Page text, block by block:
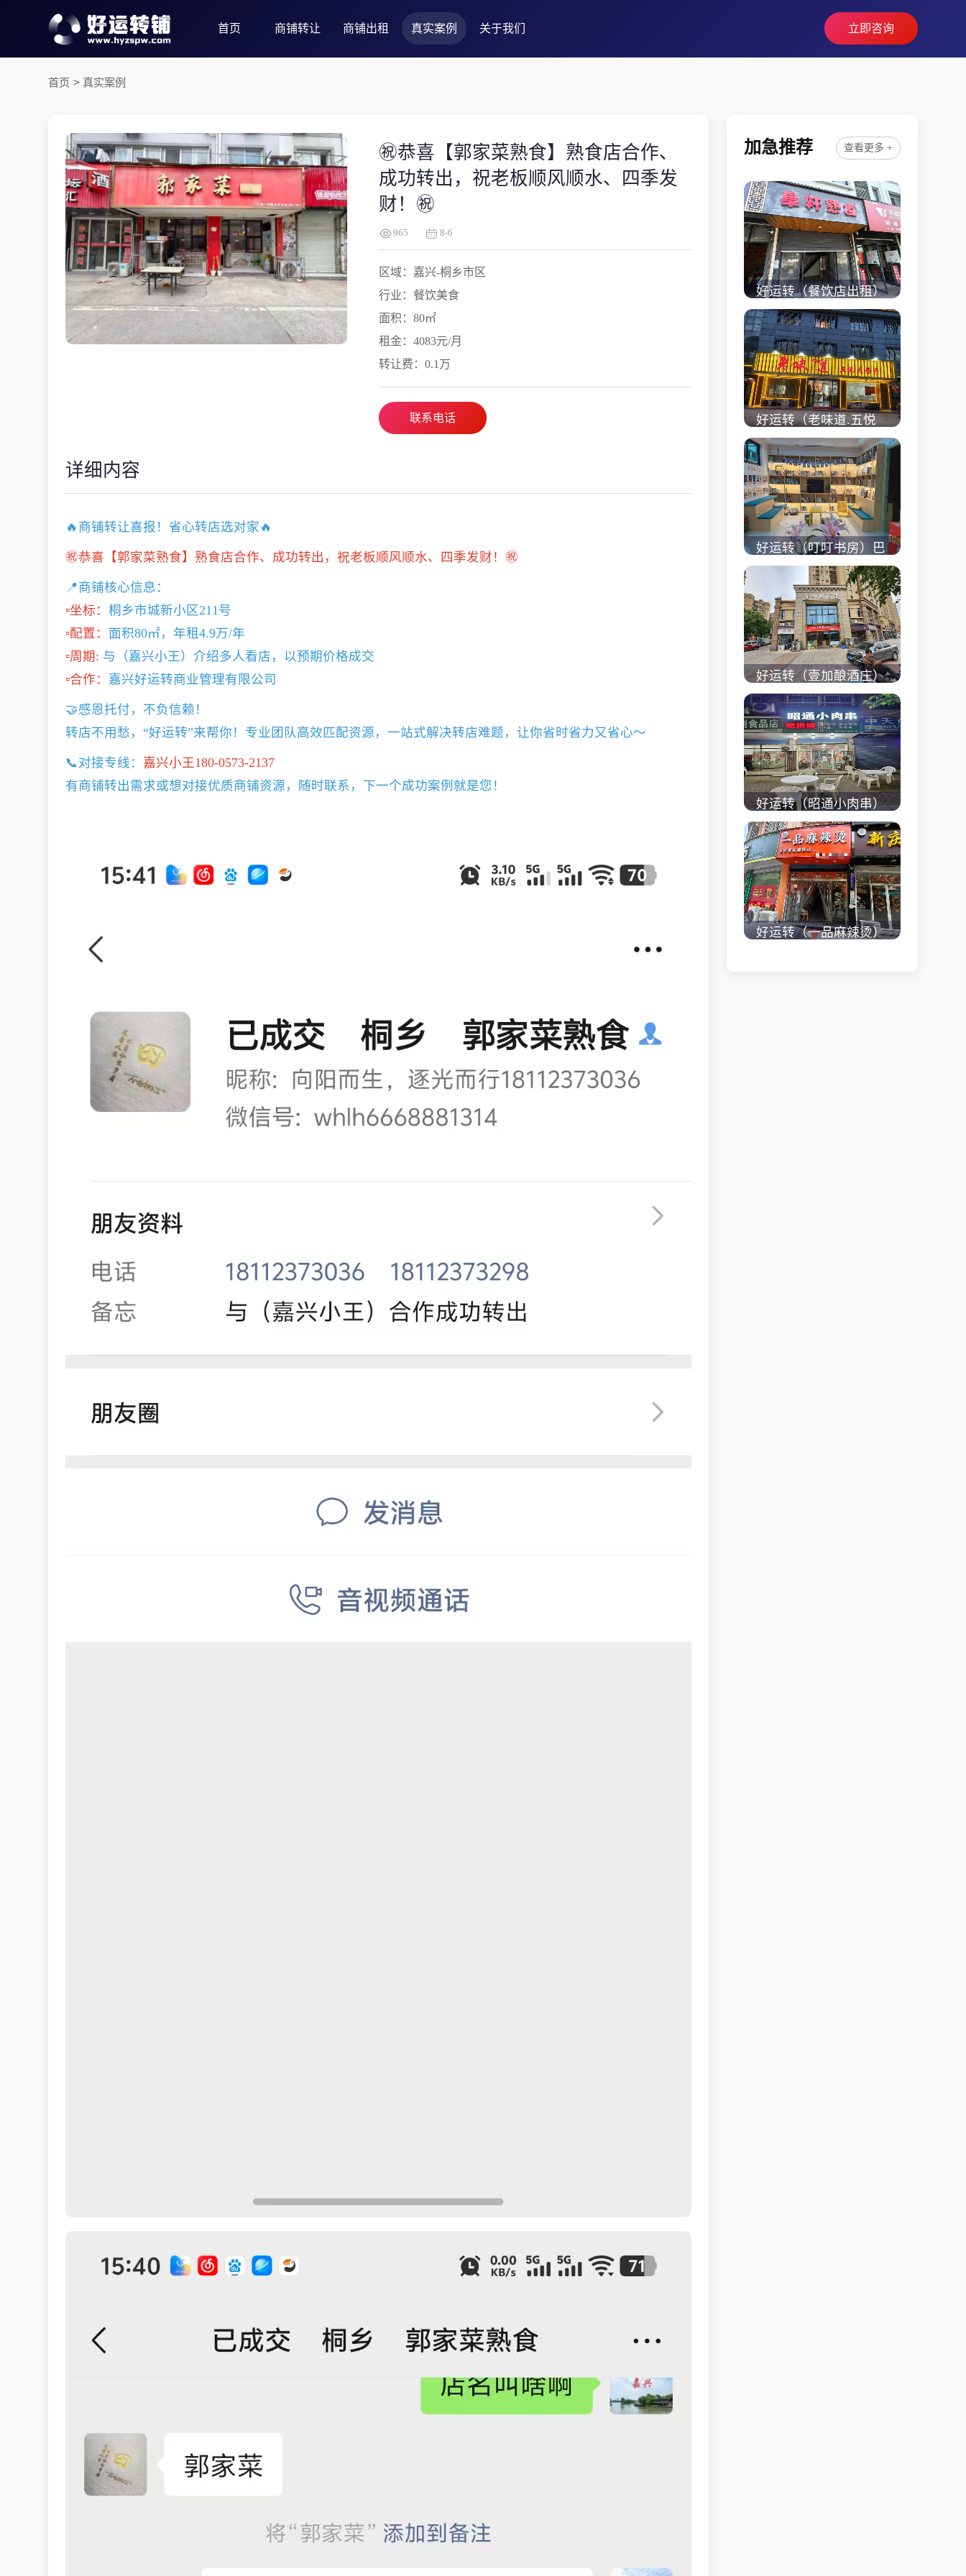
首页 商铺转让 商铺出租 真实案例 关于我们 立即咨询
首页 > 真实案例
㊗️恭喜【郭家菜熟食】熟食店合作、
成功转出，祝老板顺风顺水、四季发
财！㊗️
965 8-6
区域：嘉兴-桐乡市区
行业：餐饮美食
面积：80㎡
租金：4083元/月
转让费：0.1万
联系电话
详细内容
🔥商铺转让喜报！省心转店选对家🔥
㊗️恭喜【郭家菜熟食】熟食店合作、成功转出，祝老板顺风顺水、四季发财！㊗️
📍商铺核心信息：
▫️坐标：桐乡市城新小区211号
▫️配置： 面积80㎡，年租4.9万/年
▫️周期: 与（嘉兴小王）介绍多人看店，以预期价格成交
▫️合作： 嘉兴好运转商业管理有限公司
🤝感恩托付，不负信赖！
转店不用愁，“好运转”来帮你！专业团队高效匹配资源，一站式解决转店难题，让你省时省力又省心～
📞对接专线： 嘉兴小王180-0573-2137
有商铺转出需求或想对接优质商铺资源，随时联系，下一个成功案例就是您！
加急推荐 查看更多 +
好运转（餐饮店出租）
桐乡市濮院小区门口学
校对面旺铺出租
立即查看 +
好运转（老味道.五悦
天餐厅）做了近4年的
餐饮店转让、主要房租
低
立即查看 +
好运转（叮叮书房）巴
黎都市附近实验小学旁
200㎡培训班带生源转
让
立即查看 +
好运转（壹加酿酒庄）
秀洲区商业街正拐角
260㎡酒庄、空店铺转
让
立即查看 +
好运转（昭通小肉串）
商业街60平烧烤店转
让、可外摆、 房租2.2
万/年
立即查看 +
好运转（一品麻辣烫）